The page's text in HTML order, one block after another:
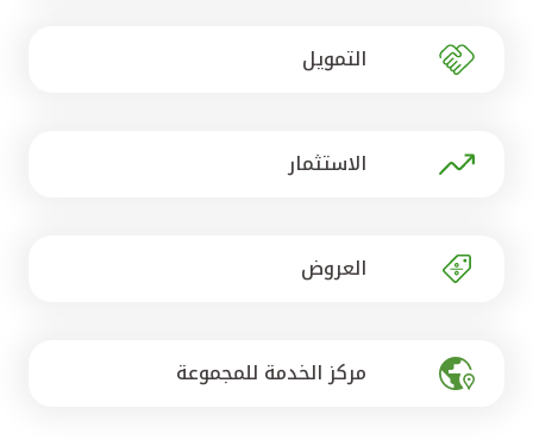
مصر
التمويل
الاستثمار
العروض
مركز الخدمة للمجموعة